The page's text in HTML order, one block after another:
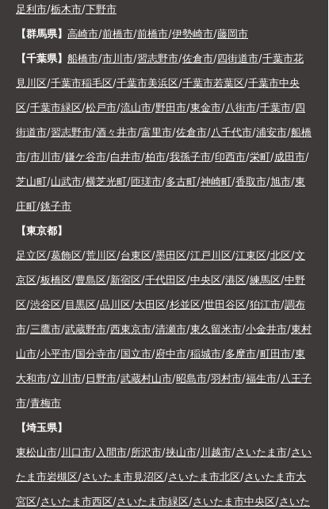
足利市/栃木市/下野市
【群馬県】 高崎市/前橋市/前橋市/伊勢崎市/藤岡市
【千葉県】 船橋市/市川市/習志野市/佐倉市/四街道市/千葉市花
見川区/千葉市稲毛区/千葉市美浜区/千葉市若葉区/千葉市中央
区/千葉市緑区/松戸市/流山市/野田市/東金市/八街市/千葉市/四
街道市/習志野市/酒々井市/富里市/佐倉市/八千代市/浦安市/船橋
市/市川市/鎌ケ谷市/白井市/柏市/我孫子市/印西市/栄町/成田市/
芝山町/山武市/横芝光町/匝瑳市/多古町/神崎町/香取市/旭市/東
庄町/銚子市
【東京都】
足立区/葛飾区/荒川区/台東区/墨田区/江戸川区/江東区/北区/文
京区/板橋区/豊島区/新宿区/千代田区/中央区/港区/練馬区/中野
区/渋谷区/目黒区/品川区/大田区/杉並区/世田谷区/狛江市/調布
市/三鷹市/武蔵野市/西東京市/清瀬市/東久留米市/小金井市/東村
山市/小平市/国分寺市/国立市/府中市/稲城市/多摩市/町田市/東
大和市/立川市/日野市/武蔵村山市/昭島市/羽村市/福生市/八王子
市/青梅市
【埼玉県】
東松山市/川口市/入間市/所沢市/挟山市/川越市/さいたま市/さい
たま市岩槻区/さいたま市見沼区/さいたま市北区/さいたま市大
宮区/さいたま市西区/さいたま市緑区/さいたま市中央区/さいた